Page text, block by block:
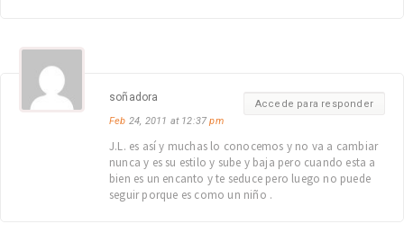
Accede para responder
soñadora
Feb 24, 2011 at 12:37pm
J.L. es así y muchas lo conocemos y no va a cambiar
nunca y es su estilo y sube y baja pero cuando esta a
bien es un encanto y te seduce pero luego no puede
seguir porque es como un niño .